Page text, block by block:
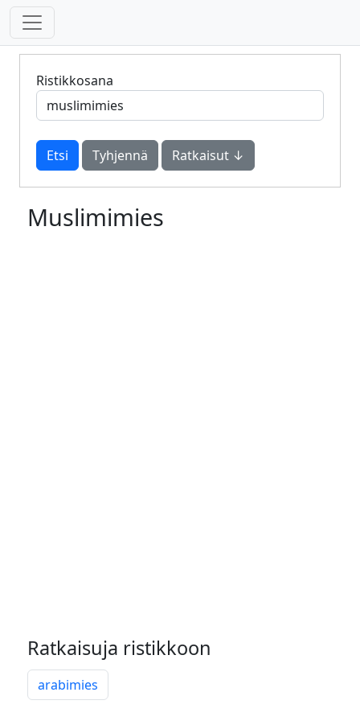
Ristikkosana
Tyhjennä Ratkaisut ↓
Muslimimies
Ratkaisuja ristikkoon
arabimies